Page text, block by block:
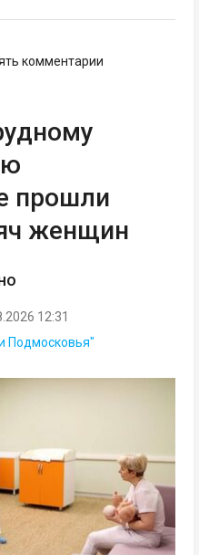
комментарии
прошли
женщин
12:31
Подмосковья"